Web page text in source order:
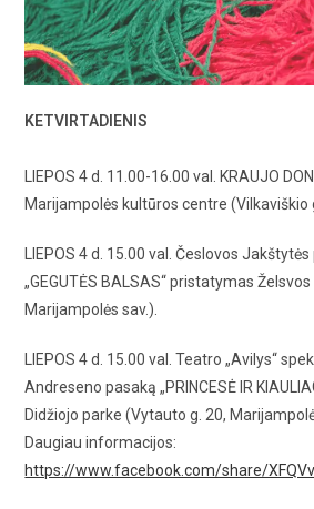
KETVIRTADIENIS
LIEPOS 4 d. 11.00-16.00 val. KRAUJO
Marijampolės kultūros centre (Vilkaviškio
LIEPOS 4 d. 15.00 val. Česlovos
„GEGUTĖS BALSAS“ pristatymas
Marijampolės sav.).
LIEPOS 4 d. 15.00 val. Teatro „Avilys“
Andreseno pasaką „PRINCESĖ IR
Didžiojo parke (Vytauto g. 20,
Daugiau informacijos:
https://www.facebook.com/share/